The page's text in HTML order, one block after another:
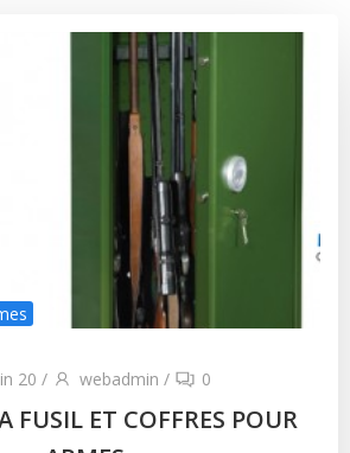
20 / webadmin / 0
FUSIL ET COFFRES POUR